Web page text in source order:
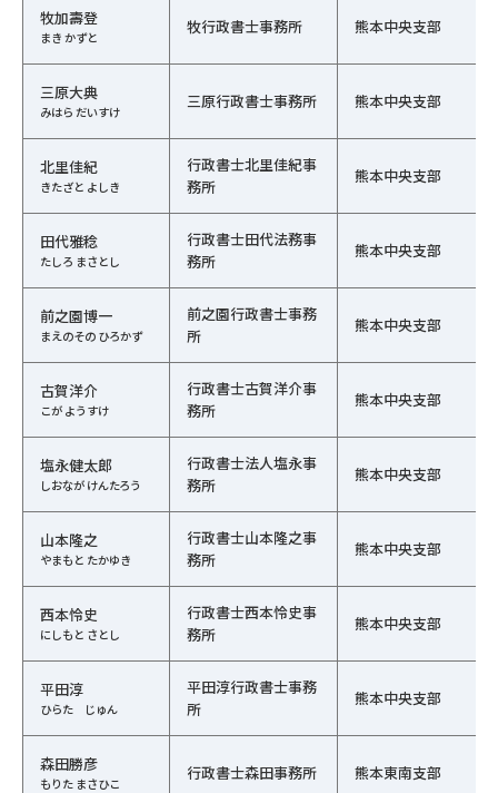
牧加壽登
まき かずと
牧行政書士事務所 熊本中央支部
三原大典
みはら だいすけ
三原行政書士事務所 熊本中央支部
北里佳紀
きたざと よしき
行政書士北里佳紀事
務所
熊本中央支部
田代雅稔
たしろ まさとし
行政書士田代法務事
務所
熊本中央支部
前之園博一
まえのその ひろかず
前之園行政書士事務
所
熊本中央支部
古賀洋介
こが ようすけ
行政書士古賀洋介事
務所
熊本中央支部
塩永健太郎
しおなが けんたろう
行政書士法人塩永事
務所
熊本中央支部
山本隆之
やまもと たかゆき
行政書士山本隆之事
務所
熊本中央支部
西本怜史
にしもと さとし
行政書士西本怜史事
務所
熊本中央支部
平田淳
ひらた じゅん
平田淳行政書士事務
所
熊本中央支部
森田勝彦
もりた まさひこ
行政書士森田事務所 熊本東南支部